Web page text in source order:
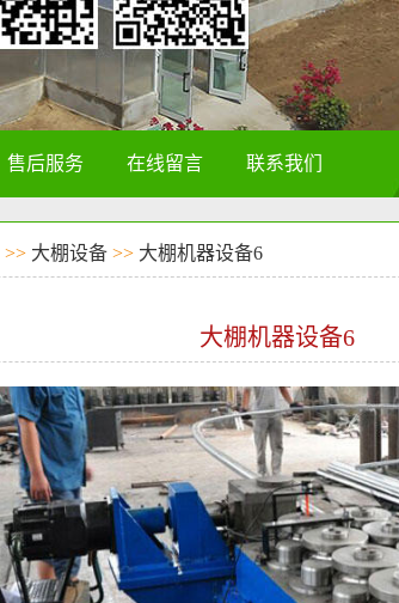
售后服务 在线留言 联系我们
>> 大棚设备 >> 大棚机器设备6
大棚机器设备6